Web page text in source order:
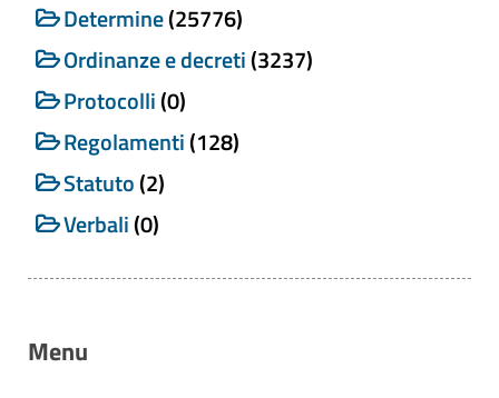
Determine(25776)
Ordinanze e decreti(3237)
Protocolli(0)
Regolamenti(128)
Statuto(2)
Verbali(0)
Menu